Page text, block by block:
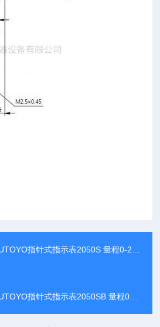
指针式指示表2050S 量程0-20mm
指针式指示表2050SB 量程0-30mm